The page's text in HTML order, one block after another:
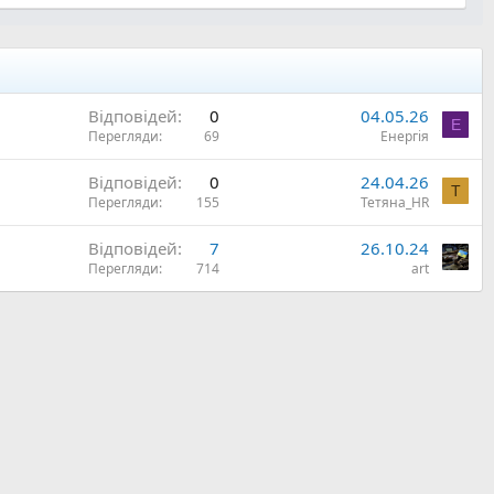
Відповідей 0
Перегляди 69
04.05.26
Енергія
Е
Відповідей 0
Перегляди 155
24.04.26
Тетяна_HR
Т
Відповідей 7
Перегляди 714
26.10.24
art